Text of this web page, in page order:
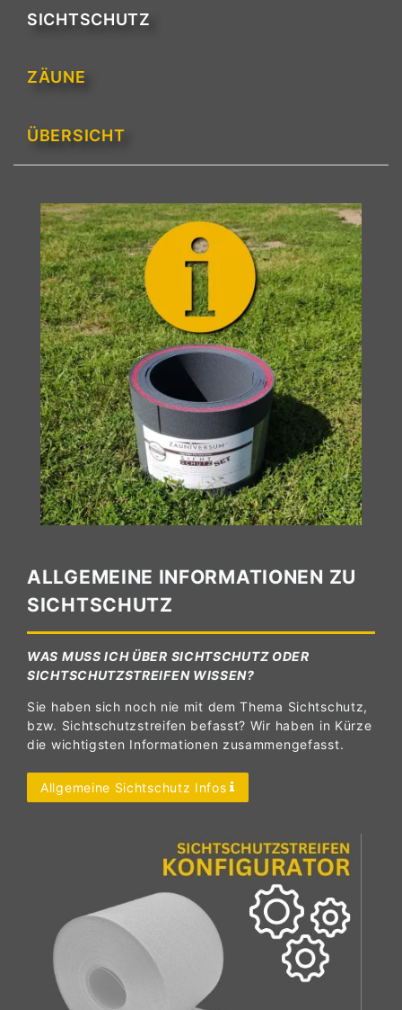
SICHTSCHUTZ
ZÄUNE
ÜBERSICHT
ALLGEMEINE INFORMATIONEN ZU
SICHTSCHUTZ
WAS MUSS ICH ÜBER SICHTSCHUTZ ODER
SICHTSCHUTZSTREIFEN WISSEN?
Sie haben sich noch nie mit dem Thema Sichtschutz,
bzw. Sichtschutzstreifen befasst? Wir haben in Kürze
die wichtigsten Informationen zusammengefasst.
Allgemeine Sichtschutz Infos